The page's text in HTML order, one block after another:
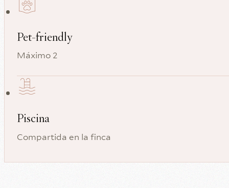
Pet-friendly
Máximo 2
Piscina
Compartida en la finca